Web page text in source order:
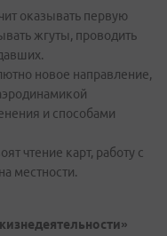
оказывать первую
жгуты, проводить
новое направление,
и способами
чтение карт, работу с
местности.